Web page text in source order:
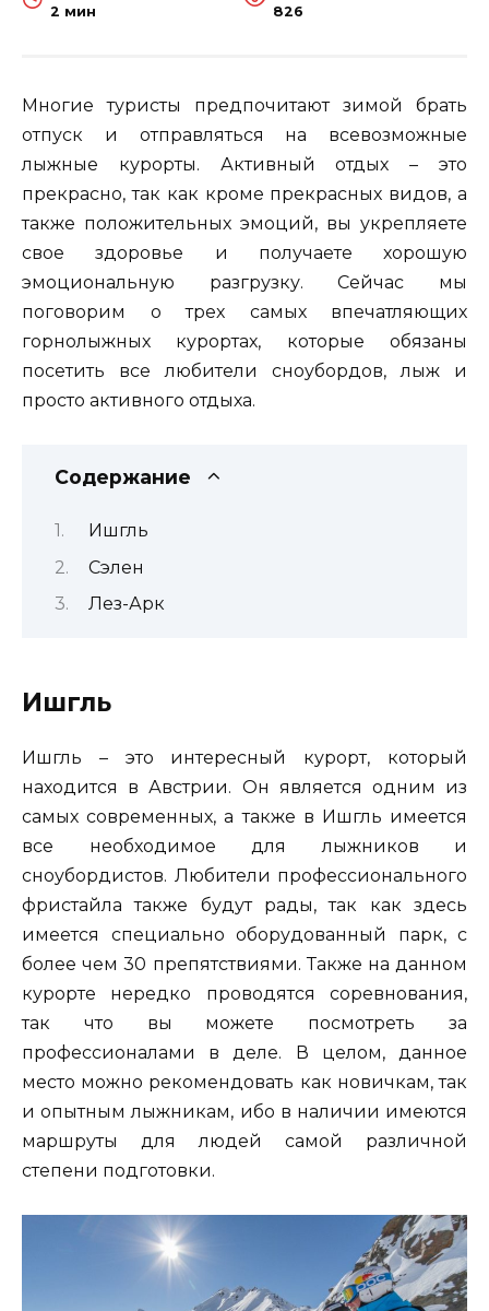
2 мин 826
Многие туристы предпочитают зимой брать
отпуск и отправляться на всевозможные
лыжные курорты. Активный отдых – это
прекрасно, так как кроме прекрасных видов, а
также положительных эмоций, вы укрепляете
свое здоровье и получаете хорошую
эмоциональную разгрузку. Сейчас мы
поговорим о трех самых впечатляющих
горнолыжных курортах, которые обязаны
посетить все любители сноубордов, лыж и
просто активного отдыха.
Содержание
Ишгль
Сэлен
Лез-Арк
Ишгль
Ишгль – это интересный курорт, который
находится в Австрии. Он является одним из
самых современных, а также в Ишгль имеется
все необходимое для лыжников и
сноубордистов. Любители профессионального
фристайла также будут рады, так как здесь
имеется специально оборудованный парк, с
более чем 30 препятствиями. Также на данном
курорте нередко проводятся соревнования,
так что вы можете посмотреть за
профессионалами в деле. В целом, данное
место можно рекомендовать как новичкам, так
и опытным лыжникам, ибо в наличии имеются
маршруты для людей самой различной
степени подготовки.